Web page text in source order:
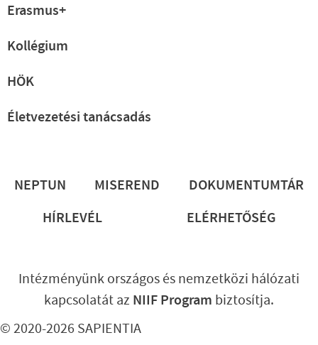
Erasmus+
Kollégium
HÖK
Életvezetési tanácsadás
Lábléc
NEPTUN MISEREND
DOKUMENTUMTÁR
HÍRLEVÉL
ELÉRHETŐSÉG
© 2020-2026 SAPIENTIA
Intézményünk országos és nemzetközi hálózati
kapcsolatát az NIIF Program biztosítja.